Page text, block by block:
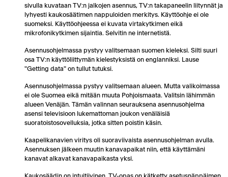
sivulla kuvataan TV:n jalkojen asennus, TV:n takapaneelin liitynnät ja
lyhyesti kaukosäätimen nappuloiden merkitys. Käyttöohje ei ole
suomeksi. Käyttöohjeessa ei kuvata virtakytkimen eikä
mikrofonikytkimen sijaintia. Selvitin ne internetistä.
Asennusohjelmassa pystyy valitsemaan suomen kieleksi. Silti suuri
osa TV:n käyttöliittymän kielestyksistä on englanniksi. Lause
"Getting data" on tullut tutuksi.
Asennusohjelmassa pystyy valitsemaan alueen. Mutta valikoimassa
ei ole Suomea eikä mitään muuta Pohjoismaata. Valitsin lähimmän
alueen Venäjän. Tämän valinnan seurauksena asennusohjelma
asensi televisioon lukemattoman joukon venäläisiä
suoratoistosovelluksia, jotka sitten poistin käsin.
Kaapelikanavien viritys oli suoraviivaista asennusohjelman avulla.
Asennuksen jälkeen muutin kanavapaikat niin, että käyttämäni
kanavat alkavat kanavapaikasta yksi.